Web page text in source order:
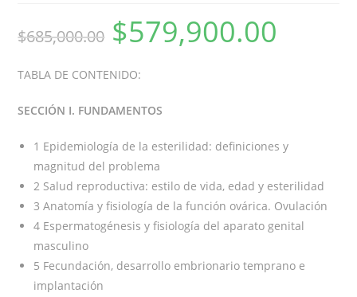
$685,000.00 $579,900.00
TABLA DE CONTENIDO:
SECCIÓN I. FUNDAMENTOS
1 Epidemiología de la esterilidad: definiciones y
magnitud del problema
2 Salud reproductiva: estilo de vida, edad y esterilidad
3 Anatomía y fisiología de la función ovárica. Ovulación
4 Espermatogénesis y fisiología del aparato genital
masculino
5 Fecundación, desarrollo embrionario temprano e
implantación